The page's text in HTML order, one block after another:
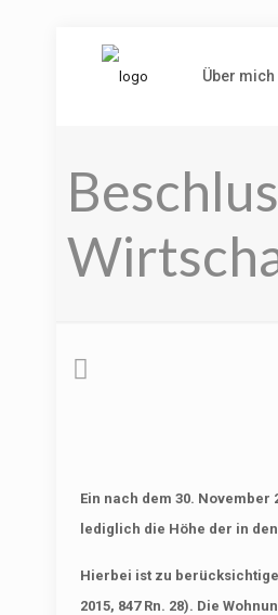
Über mich
Ein nach dem 30.
lediglich die Höhe der in
Hierbei ist zu
2015, 847 Rn. 28). Die